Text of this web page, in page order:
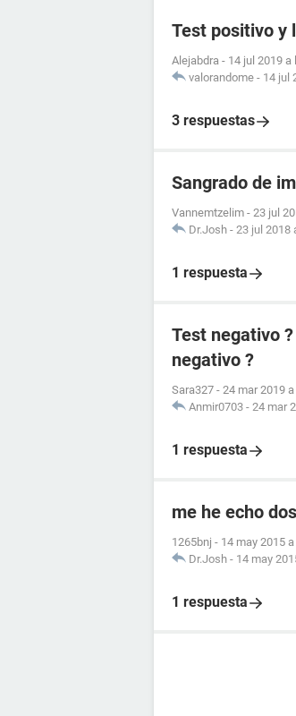
Test positivo y
Alejabdra - 14 jul 2019 a
valorandome - 14 jul
3 respuestas
Sangrado de
Vannemtzelim - 23 jul
Dr.Josh - 23 jul 2018
1 respuesta
Test negativo
negativo ?
Sara327 - 24 mar 2019
Anmir0703 - 24 mar
1 respuesta
me he echo
1265bnj - 14 may 2015
Dr.Josh - 14 may
1 respuesta